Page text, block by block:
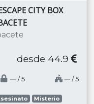
CITY BOX
desde 44.9
─ / 5 ─ / 5
Misterio